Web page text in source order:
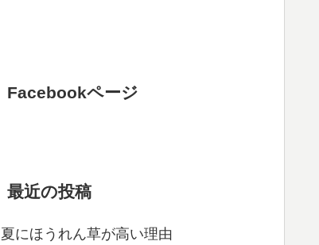
Facebookページ
最近の投稿
夏にほうれん草が高い理由